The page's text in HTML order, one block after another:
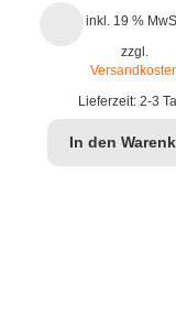
inkl. 19 %
zzgl.
Lieferzeit: 2-3
In den